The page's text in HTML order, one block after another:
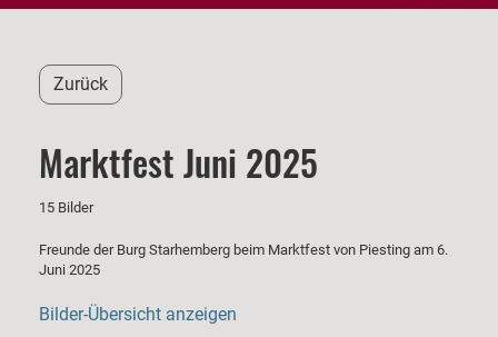
Zurück
Marktfest Juni 2025
15 Bilder
Freunde der Burg Starhemberg beim Marktfest von Piesting am 6.
Juni 2025
Bilder-Übersicht anzeigen